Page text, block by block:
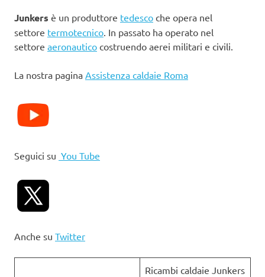
Junkers è un produttore tedesco che opera nel
settore termotecnico . In passato ha operato nel
settore aeronautico costruendo aerei militari e civili.
La nostra pagina Assistenza caldaie Roma
Seguici su You Tube
Anche su Twitter
Ricambi caldaie Junkers